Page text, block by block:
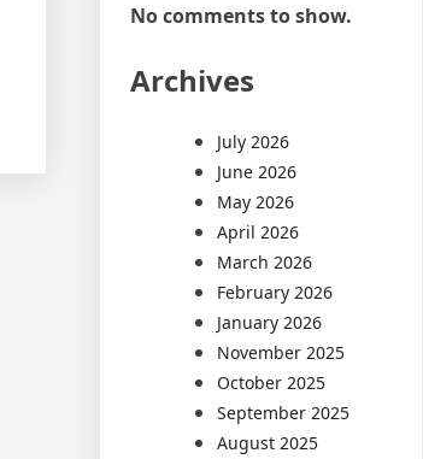
No comments to show.
Archives
July 2026
June 2026
May 2026
April 2026
March 2026
February 2026
January 2026
November 2025
October 2025
September 2025
August 2025